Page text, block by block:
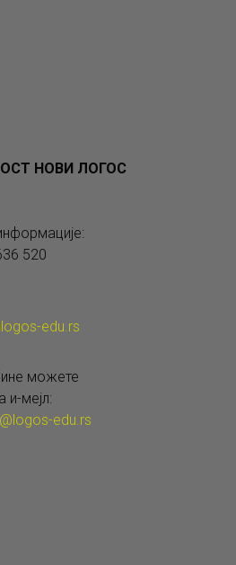
НОВИ ЛОГОС
520
edu.rs
можете
и-мејл:
edu.rs